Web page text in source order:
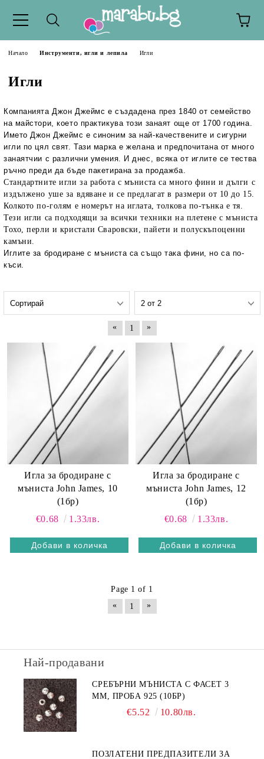
Начало Инструменти, игли и лепила Игли
Игли
КомпаниятаДжон Джеймс е създадена през 1840 от семейство
на майстори, което практикува този занаят още от 1700 година.
Иметo Джон Джеймс е синоним за най-качествените и сигурни
игли по цял свят. Тази марка е желана и предпочитана от много
зaнаятчии с различни умения. И днес, всяка от иглите се тества
ръчно преди да бъде пакетирана за продажба.
Стандартните игли за работа с мъниста са много фини и дълги с
издължено уше за вдяване и се предлагат в размери от 10 до 15.
Колкото по-голям е номерът на иглата, толкова по-тънка е тя.
Тези игли са подходящи за всички техники на плетене с мъниста
Тохо, перли и кристали Сваровски, пайети и полускъпоценни
камъни.
Иглите за бродиране с мъниста са също така фини, но са по-
къси.
« 1 »
Иглa за бродиране с
мъниста John James, 10
(1бр)
€0.68
1.33лв.
Иглa за бродиране с
мъниста John James, 12
(1бр)
€0.68
1.33лв.
Page 1 of 1
«
1 »
Най-продавани
СРЕБЪРНИ МЪНИСТА С ФАСЕТ 3
ММ, ПРОБА 925 (10БР)
€5.52 10.80лв.
ПОЗЛАТЕНИ ПРЕДПАЗИТЕЛИ ЗА